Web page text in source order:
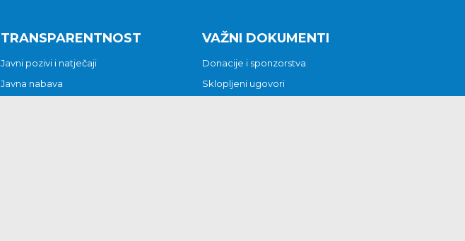
TRANSPARENTNOST
Javni pozivi i natječaji
Javna nabava
VAŽNI DOKUMENTI
Donacije i sponzorstva
Sklopljeni ugovori